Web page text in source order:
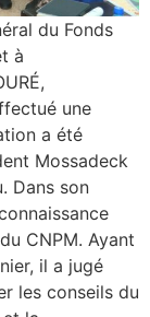
du Fonds
à
une
a été
Mossadeck
Dans son
CNPM. Ayant
il a jugé
les conseils du